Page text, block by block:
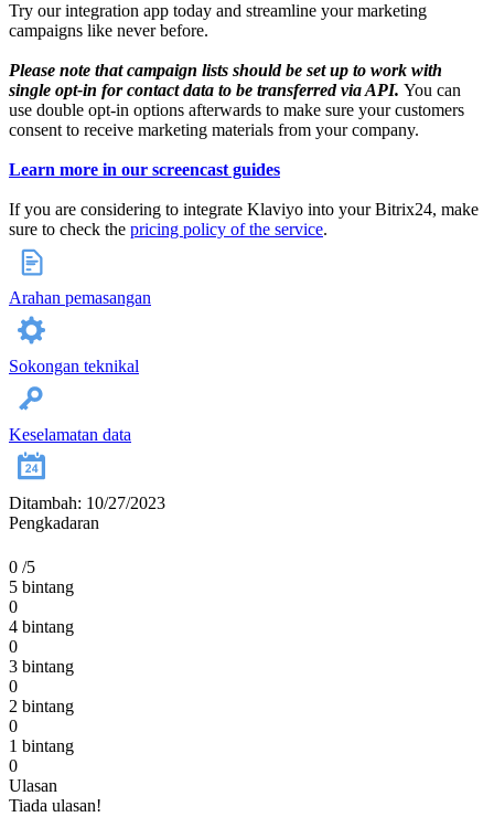
Try our integration app today and streamline your marketing
campaigns like never before.
Please note thatcampaign lists should be set up to work with
single opt-in for contact data to be transferred via API. You can
use double opt-in options afterwards to make sure your customers
consent to receive marketing materials from your company.
Learn more in our screencast guides
If you are considering to integrate Klaviyo into your Bitrix24, make
sure to check the pricing policy of the service.
Arahan pemasangan
Sokongan teknikal
Keselamatan data
Ditambah: 10/27/2023
Pengkadaran
0 /5
5 bintang
0
4 bintang
0
3 bintang
0
2 bintang
0
1 bintang
0
Ulasan
Tiada ulasan!